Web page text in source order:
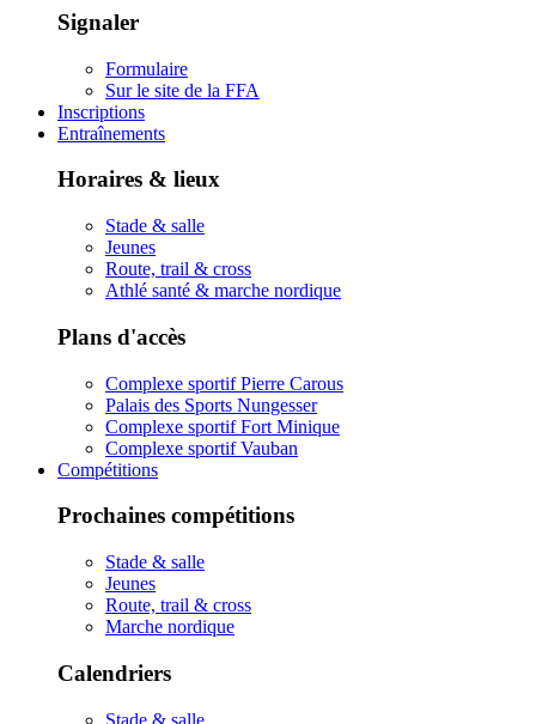
Signaler
Formulaire
Sur le site de la FFA
Inscriptions
Entraînements
Horaires & lieux
Stade & salle
Jeunes
Route, trail & cross
Athlé santé & marche nordique
Plans d'accès
Complexe sportif Pierre Carous
Palais des Sports Nungesser
Complexe sportif Fort Minique
Complexe sportif Vauban
Compétitions
Prochaines compétitions
Stade & salle
Jeunes
Route, trail & cross
Marche nordique
Calendriers
Stade & salle